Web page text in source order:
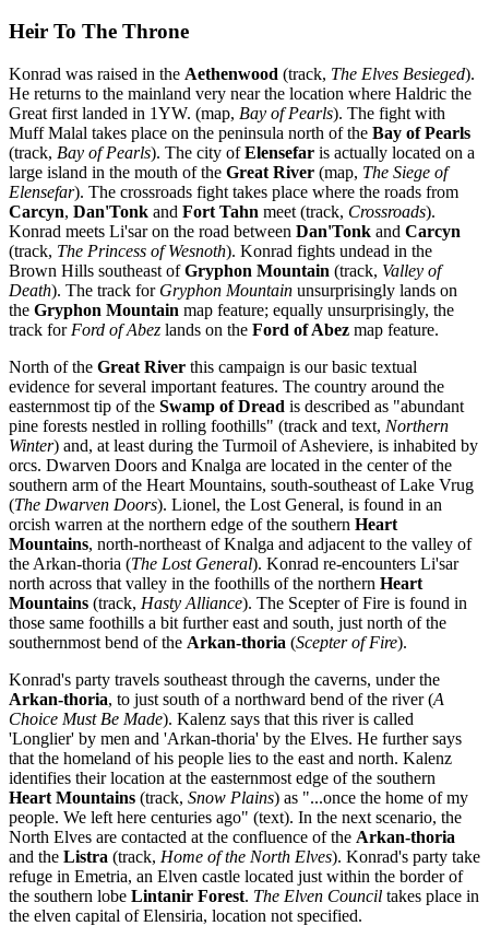
Heir To The Throne
Konrad was raised in the Aethenwood (track, The Elves Besieged).
He returns to the mainland very near the location where Haldric the
Great first landed in 1YW. (map, Bay of Pearls). The fight with
Muff Malal takes place on the peninsula north of the Bay of Pearls
(track, Bay of Pearls). The city ofElensefar is actually located on a
large island in the mouth of the Great River (map, The Siege of
Elensefar). The crossroads fight takes place where the roads from
Carcyn, Dan'Tonk and Fort Tahn meet (track, Crossroads).
Konrad meets Li'sar on the road between Dan'Tonk and Carcyn
(track, The Princess of Wesnoth). Konrad fights undead in the
Brown Hills southeast ofGryphon Mountain (track, Valley of
Death). The track for Gryphon Mountain unsurprisingly lands on
the Gryphon Mountain map feature; equally unsurprisingly, the
track for Ford of Abez lands on the Ford of Abez map feature.
North of the Great River this campaign is our basic textual
evidence for several important features. The country around the
easternmost tip of the Swamp of Dread is described as "abundant
pine forests nestled in rolling foothills" (track and text, Northern
Winter) and, at least during the Turmoil of Asheviere, is inhabited by
orcs. Dwarven Doors and Knalga are located in the center of the
southern arm of the Heart Mountains, south-southeast of Lake Vrug
(The Dwarven Doors). Lionel, the Lost General, is found in an
orcish warren at the northern edge of the southern Heart
Mountains, north-northeast of Knalga and adjacent to the valley of
the Arkan-thoria (The Lost General). Konrad re-encounters Li'sar
north across that valley in the foothills of the northern Heart
Mountains (track, Hasty Alliance). The Scepter of Fire is found in
those same foothills a bit further east and south, just north of the
southernmost bend of the Arkan-thoria (Scepter of Fire).
Konrad's party travels southeast through the caverns, under the
Arkan-thoria, to just south of a northward bend of the river (A
Choice Must Be Made). Kalenz says that this river is called
'Longlier' by men and 'Arkan-thoria' by the Elves. He further says
that the homeland of his people lies to the east and north. Kalenz
identifies their location at the easternmost edge of the southern
Heart Mountains (track, Snow Plains) as "...once the home of my
people. We left here centuries ago" (text). In the next scenario, the
North Elves are contacted at the confluence of the Arkan-thoria
and the Listra (track, Home of the North Elves). Konrad's party take
refuge in Emetria, an Elven castle located just within the border of
the southern lobe Lintanir Forest. The Elven Council takes place in
the elven capital of Elensiria, location not specified.